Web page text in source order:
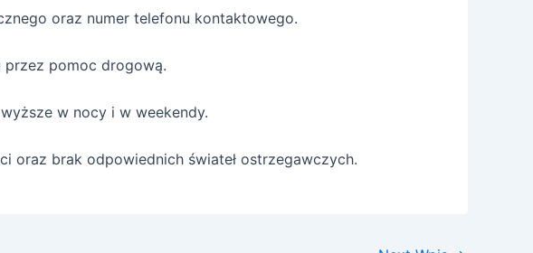
oraz numer telefonu kontaktowego.
przez pomoc drogową.
w nocy i w weekendy.
oraz brak odpowiednich świateł ostrzegawczych.